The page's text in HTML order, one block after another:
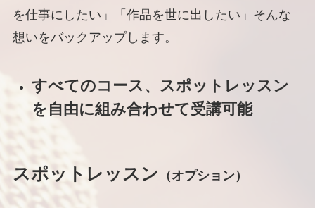
を仕事にしたい」「作品を世に出したい」そんな
想いをバックアップします。
すべてのコース、スポットレッスン
を自由に組み合わせて受講可能
スポットレッスン （オプション）